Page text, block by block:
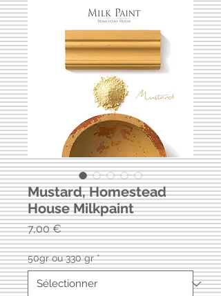
Mustard, Homestead
House Milkpaint
7,00 €Prix
50gr ou 330 gr *